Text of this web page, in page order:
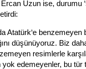
Uzun ise, durumu
Atatürk‘e benzemeyen
düşünüyoruz. Biz
resimlerle
edemeyenler, bu tür